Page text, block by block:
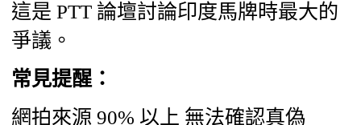
這是 PTT 論壇討論印度馬牌時最大的
爭議。
常見提醒：
網拍來源 90% 以上 無法確認真偽